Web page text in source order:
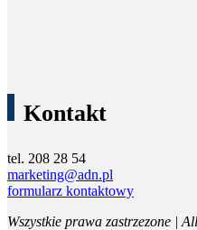
Kontakt
tel. 208 28 54
marketing@adn.pl
formularz kontaktowy
Wszystkie prawa zastrzezone |